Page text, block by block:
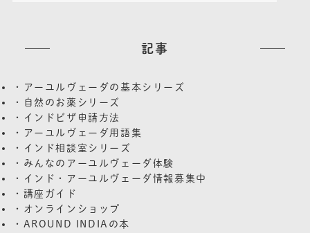
記事
・アーユルヴェーダの基本シリーズ
・自然のお薬シリーズ
・インドビザ申請方法
・アーユルヴェーダ用語集
・インド相談室シリーズ
・みんなのアーユルヴェーダ体験
・インド・アーユルヴェーダ情報募集中
・講座ガイド
・オンラインショップ
・AROUND INDIAの本